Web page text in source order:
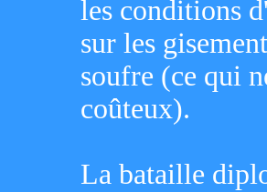
les conditions
sur les
soufre (ce qui
coûteux).
La bataille